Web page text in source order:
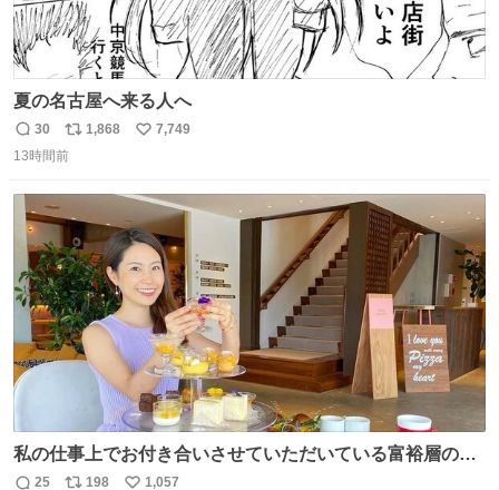
夏の名古屋へ来る人へ
返
信
30
リ
ポ
数
1,868
い
7,749
13時間前
私の仕事上でお付き合いさせていただいている富裕層の社
長さん達は、こんな事しない。 こんな自慢は一切しない
25 198 1,057